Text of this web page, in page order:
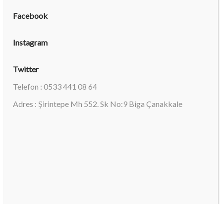
Facebook
Instagram
Twitter
Telefon : 0533 441 08 64
Adres : Şirintepe Mh 552. Sk No:9 Biga Çanakkale